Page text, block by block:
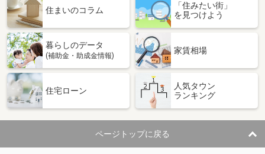
価 格
980万円
和歌山県和歌山市田中町３丁目
専有面積 54.62m²
間取り
住まいのコラム
「住みたい街」
を見つけよう
暮らしのデータ
(補助金・助成金情報)
家賃相場
住宅ローン
人気タウン
ランキング
ページトップに戻る